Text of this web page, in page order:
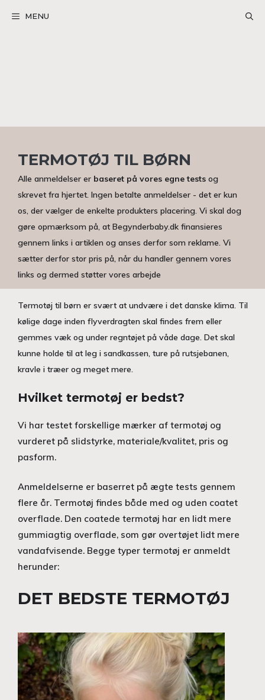
MENU
TERMOTØJ TIL BØRN
Alle anmeldelser er baseret på vores egne tests og
skrevet fra hjertet. Ingen betalte anmeldelser - det er kun
os, der vælger de enkelte produkters placering. Vi skal dog
gøre opmærksom på, at Begynderbaby.dk finansieres
gennem links i artiklen og anses derfor som reklame. Vi
sætter derfor stor pris på, når du handler gennem vores
links og dermed støtter vores arbejde
Termotøj til børn er svært at undvære i det danske klima. Til
kølige dage inden flyverdragten skal findes frem eller
gemmes væk og under regntøjet på våde dage. Det skal
kunne holde til at leg i sandkassen, ture på rutsjebanen,
kravle i træer og meget mere.
Hvilket termotøj er bedst?
Vi har testet forskellige mærker af termotøj og
vurderet på slidstyrke, materiale/kvalitet, pris og
pasform.
Anmeldelserne er baserret på ægte tests gennem
flere år. Termotøj findes både med og uden coatet
overflade. Den coatede termotøj har en lidt mere
gummiagtig overflade, som gør overtøjet lidt mere
vandafvisende. Begge typer termotøj er anmeldt
herunder:
DET BEDSTE TERMOTØJ